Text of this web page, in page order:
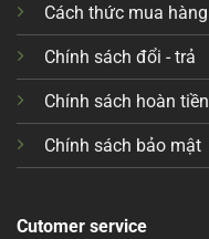
Cách thức mua hàng
Chính sách đổi - trả
Chính sách hoàn tiền
Chính sách bảo mật
Cutomer service